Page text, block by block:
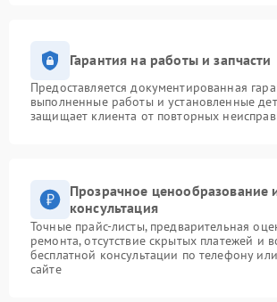
Гарантия на работы и запчасти
Предоставляется документированная
выполненные работы и установленные
защищает клиента от повторных
Прозрачное ценообразование
консультация
Точные прайс-листы, предварительная
ремонта, отсутствие скрытых платежей и
бесплатной консультации по телефону
сайте